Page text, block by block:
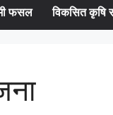
फसल
विकसित कृषि